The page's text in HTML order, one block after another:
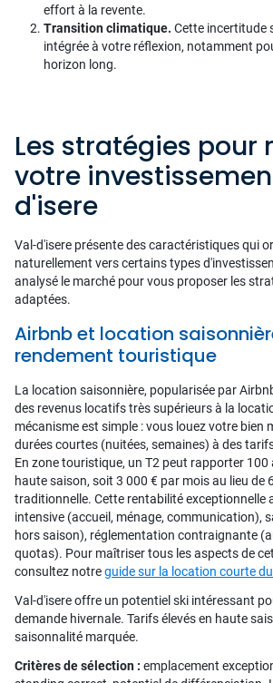
effort à la revente.
Transition climatique. Cette incertitude
intégrée à votre réflexion, notamment
horizon long.
Les stratégies pour
votre
d'isere
Val-d'isere présente des caractéristiques qui
naturellement vers certains types
analysé le marché pour vous proposer les
adaptées.
Airbnb et location
rendement touristique
La location saisonnière, popularisée par
des revenus locatifs très supérieurs à la
mécanisme est simple : vous louez votre bien
durées courtes (nuitées, semaines) à des
En zone touristique, un T2 peut rapporter 100
haute saison, soit 3 000 € par mois au lieu de
traditionnelle. Cette rentabilité exceptionnelle
intensive (accueil, ménage, communication),
hors saison), réglementation contraignante
quotas). Pour maîtriser tous les aspects de
consultez notreguide sur la location courte
Val-d'isere offre un potentiel ski intéressant
demande hivernale. Tarifs élevés en haute
saisonnalité marquée.
Critères de sélection : emplacement